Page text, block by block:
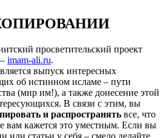
просветительский проект
imam-ali.ru.
выпуск интересных
об истинном исламе – пути
(мир им!), а также донесение этой
В связи с этим, вы
и распространять все, что
вам кажется это уместным. Если вы